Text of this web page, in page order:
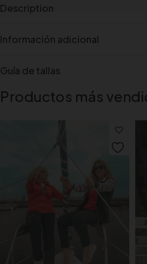
Description
Información adicional
Guía de tallas
Productos más